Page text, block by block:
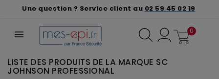
Une question ? Service client au 02 59 45 02 19
0
LISTE DES PRODUITS DE LA MARQUE SC
JOHNSON PROFESSIONAL